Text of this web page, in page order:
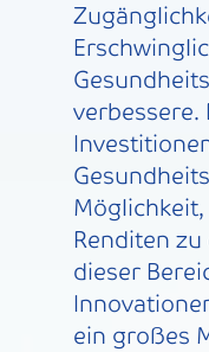
verbessere.
Renditen
dieser
ein großes